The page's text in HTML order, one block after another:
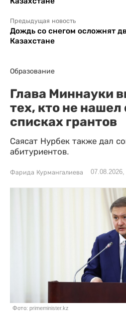
Предыдущая новость
Дождь со снегом осложнят
Казахстане
Образование
Глава Миннауки
тех, кто не нашел
списках грантов
Саясат Нурбек также дал
абитуриентов.
Фарида Курмангалиева 07.08.2026,
Фото: primeminister.kz